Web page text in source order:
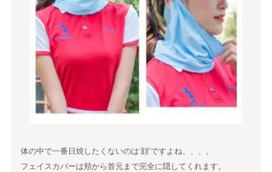
体の中で一番日焼したくないのは‘顔’ですよね、、、。
フェイスカバーは頬から首元まで完全に隠してくれます。